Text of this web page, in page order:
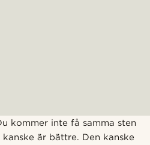
kommer inte få samma sten
är bättre. Den kanske